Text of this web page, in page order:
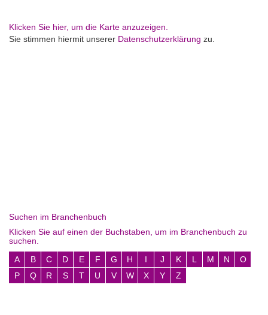
Klicken Sie hier, um die Karte anzuzeigen.
Sie stimmen hiermit unserer Datenschutzerklärung zu.
Suchen im Branchenbuch
Klicken Sie auf einen der Buchstaben, um im Branchenbuch zu
suchen.
A
B C D E F G H I J K L M N
O
P
Q R S T U V W X Y Z